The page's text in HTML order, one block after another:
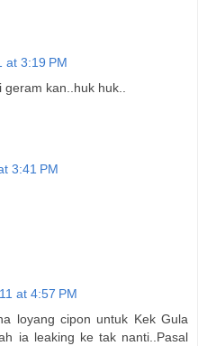
at 3:19 PM
geram kan..huk huk..
3:41 PM
at 4:57 PM
loyang cipon untuk Kek Gula
ia leaking ke tak nanti..Pasal